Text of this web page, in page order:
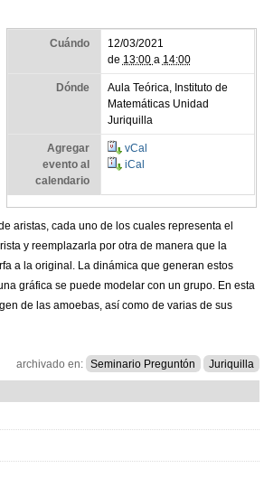
Cuándo
12/03/2021
de 13:00 a 14:00
Dónde
Aula Teórica, Instituto de
Matemáticas Unidad
Juriquilla
Agregar
evento al
calendario
vCal
iCal
aristas, cada uno de los cuales representa el
y reemplazarla por otra de manera que la
a la original. La dinámica que generan estos
gráfica se puede modelar con un grupo. En esta
de las amoebas, así como de varias de sus
archivado en: Seminario Preguntón Juriquilla